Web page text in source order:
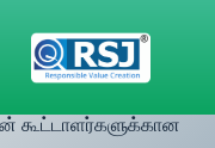
கூட்டாளர்களுக்கான